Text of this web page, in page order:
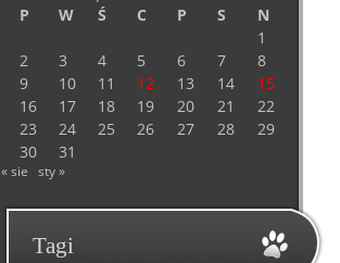
P
W Ś C P S
N
1
2
3 4 5 6 7
8
9
10 11 12 13 14
15
16
17 18 19 20 21
22
23
24 25 26 27 28
29
30
31
« sie sty »
Tagi